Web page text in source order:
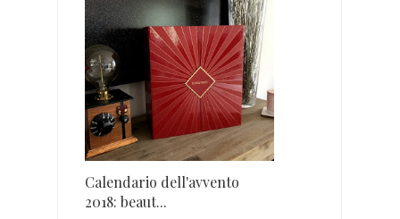
Calendario dell'avvento
2018: beaut...